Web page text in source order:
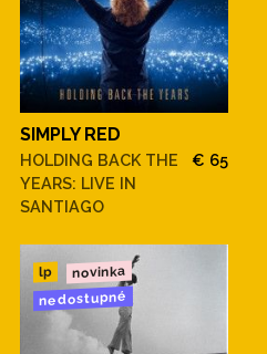
SIMPLY RED
HOLDING BACK THE
YEARS: LIVE IN
SANTIAGO
€ 65
lp novinka
nedostupné